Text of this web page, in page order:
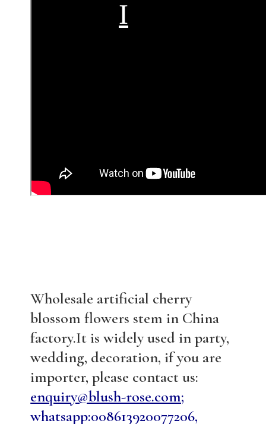
Wholesale artificial cherry
blossom flowers stem in China
factory.It is widely used in party,
wedding, decoration, if you are
importer, please contact us:
enquiry@blush-rose.com;
whatsapp:008613920077206,